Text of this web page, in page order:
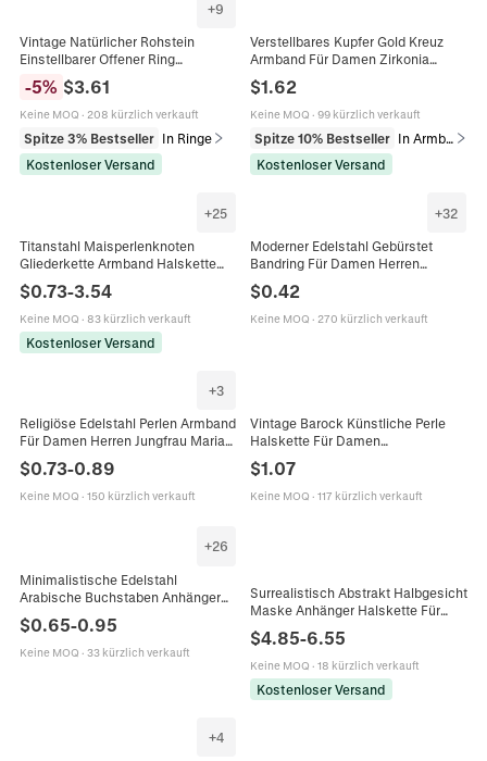
+9
Vintage Natürlicher Rohstein
Einstellbarer Offener Ring
Bohemian Heilkristall Quarz
Amethyst Für Damen Herren
Handgefertigter Schmuck
-5% $3.61
Keine MOQ · 208 kürzlich verkauft
Spitze 3% Bestseller In Ringe
Kostenloser Versand
Verstellbares Kupfer Gold Kreuz
Armband Für Damen Zirkonia
Eingelegte Box-Kette Eleganter
Religiöser Modeschmuck
Geschenk
$1.62
Keine MOQ · 99 kürzlich verkauft
Spitze 10% Bestseller
In Armbänder
Kostenloser Versand
+25
Titanstahl Maisperlenknoten
Gliederkette Armband Halskette
Für Damen Punk Hip Hop
Minimalistischer
Edelstahlschmuck
$0.73-3.54
Keine MOQ · 83 kürzlich verkauft
Kostenloser Versand
+32
Moderner Edelstahl Gebürstet
Bandring Für Damen Herren
Minimalistisch Bicolor Galvanisiert
Geometrisch Schmuck Geschenk
Zubehör
$0.42
Keine MOQ · 270 kürzlich verkauft
+3
Religiöse Edelstahl Perlen Armband
Für Damen Herren Jungfrau Maria
Kreuz Anhänger Medaille Unserer
Lieben Frau Von Guadalupe
Schmuck
$0.73-0.89
Keine MOQ · 150 kürzlich verkauft
Vintage Barock Künstliche Perle
Halskette Für Damen
Minimalistisches Unregelmäßiges
Design Legierung
Knebelverschluss Vergoldet
$1.07
Keine MOQ · 117 kürzlich verkauft
+26
Minimalistische Edelstahl
Arabische Buchstaben Anhänger
Silber Galvanisiert Personalisiert
Mode Schmuck Geschenk
$0.65-0.95
Keine MOQ · 33 kürzlich verkauft
Surrealistisch Abstrakt Halbgesicht
Maske Anhänger Halskette Für
Blaues Auge Panzerkette Hip Hop
Schmuck
$4.85-6.55
Keine MOQ · 18 kürzlich verkauft
Kostenloser Versand
+4